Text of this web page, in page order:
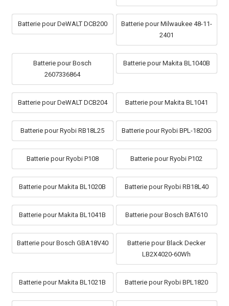
Batterie pour DeWALT DCB200
Batterie pour Milwaukee 48-11-
2401
Batterie pour Bosch
2607336864
Batterie pour Makita BL1040B
Batterie pour DeWALT DCB204 Batterie pour Makita BL1041
Batterie pour Ryobi RB18L25 Batterie pour Ryobi BPL-1820G
Batterie pour Ryobi P108 Batterie pour Ryobi P102
Batterie pour Makita BL1020B Batterie pour Ryobi RB18L40
Batterie pour Makita BL1041B Batterie pour Bosch BAT610
Batterie pour Bosch GBA18V40
Batterie pour Black Decker
LB2X4020-60Wh
Batterie pour Makita BL1021B Batterie pour Ryobi BPL1820